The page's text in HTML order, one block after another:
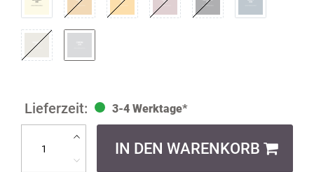
3-4 Werktage*
IN DEN WARENKORB